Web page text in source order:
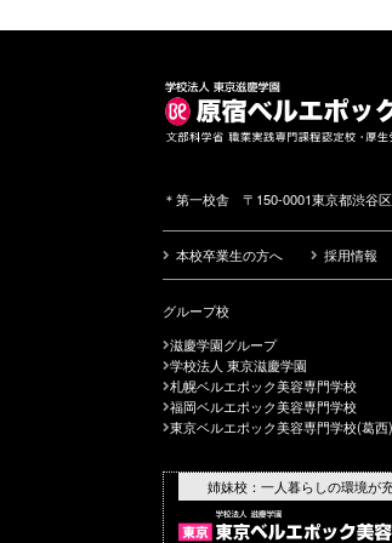
＊第一校舎 〒150-0001東京都渋谷
本校卒業生の方へ 採用情報
グループ校
滋慶学園グループ
学校法人 東京滋慶学園
札幌ベルエポック美容専門学校
福岡ベルエポック美容専門学校
東京ベルエポック美容専門学校(葛西)
姉妹校：一人暮らしの環境が